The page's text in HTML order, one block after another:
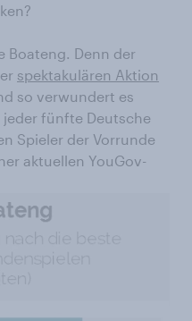
Boateng. Denn der
spektakulären Aktion
so verwundert es
fünfte Deutsche
Spieler der Vorrunde
aktuellen YouGov-